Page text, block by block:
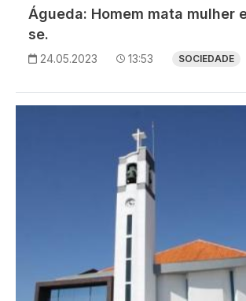
Águeda: Homem mata mulher
se.
24.05.2023 13:53 SOCIEDADE